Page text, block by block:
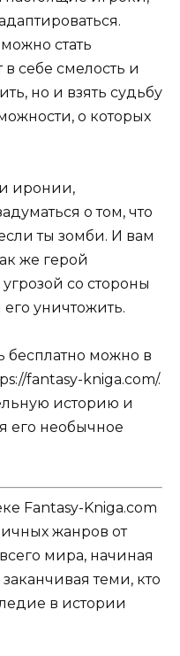
стать
себе смелость и
но и взять судьбу
о которых
иронии,
о том, что
ты зомби. И вам
же герой
со стороны
уничтожить.
бесплатно можно в
fantasy-kniga.com/.
историю и
его необычное
Fantasy-Kniga.com
жанров от
мира, начиная
теми, кто
в истории